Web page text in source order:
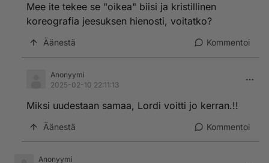
Mee ite tekee se "oikea" biisi ja kristillinen
koreografia jeesuksen hienosti, voitatko?
Äänestä Kommentoi
Anonyymi
2025-02-10 22:11:13
Miksi uudestaan samaa, Lordi voitti jo kerran.!!
Äänestä Kommentoi
Anonyymi